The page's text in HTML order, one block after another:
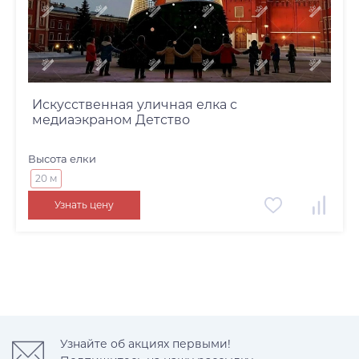
Искусственная уличная елка с
медиаэкраном Детство
Высота елки
20 м
Узнать цену
Узнайте об акциях первыми!